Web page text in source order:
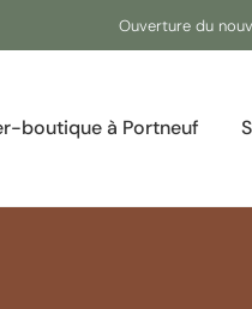
Ouverture du
boutique à Portneuf